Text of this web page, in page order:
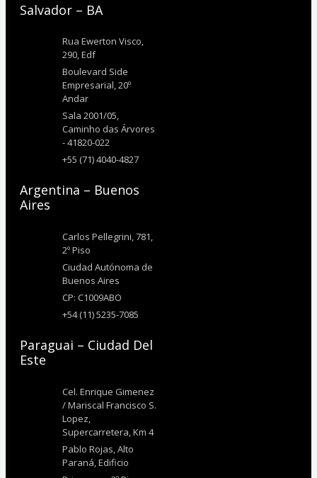
Salvador – BA
Rua Ewerton Visco,
290, Edf
Boulevard Side
Empresarial, 20º
Andar
Sala 2001/05,
Caminho das Árvores
- 41820-022
+55 (71) 4040-4827
Argentina – Buenos
Aires
Carlos Pellegrini, 781,
2º Piso
Ciudad Autónoma de
Buenos Aires
CP: C1009ABO
+54 (11) 5235-7085
Paraguai – Ciudad Del
Este
Cel. Enrique Gimenez
/ Mariscal Francisco S.
Lopez,
Supercarretera, Km 4
Pablo Rojas, Alto
Paraná, Edificio